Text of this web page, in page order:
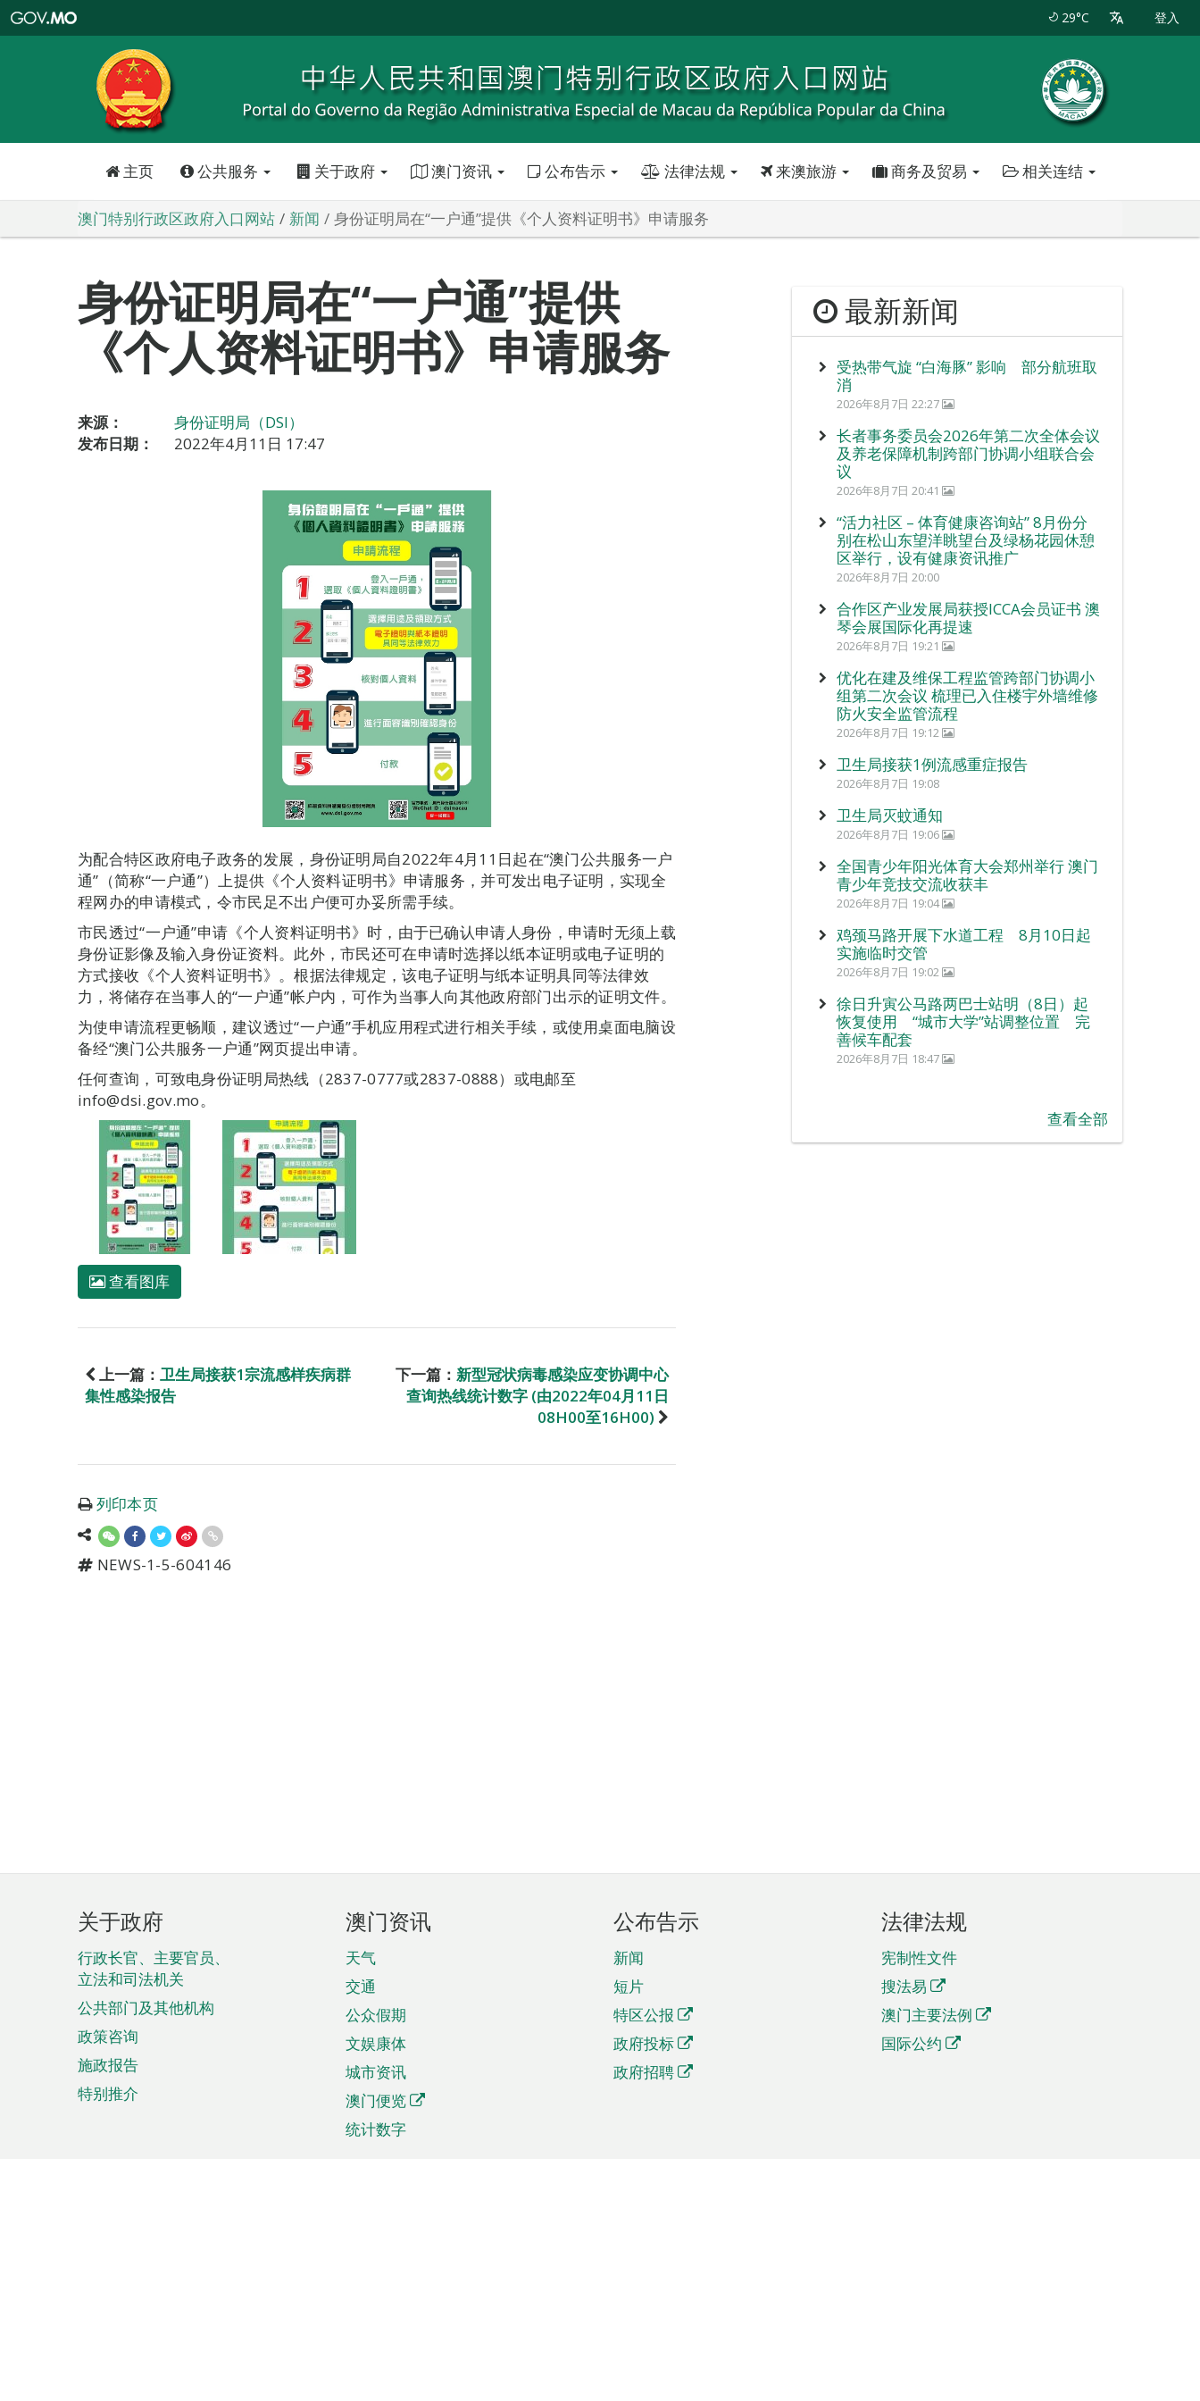
特
政
区
政
口
29°C 登入
主页 公共服务 关于政府 澳门资讯 公布告示 法律法规 来澳旅游 商务及贸易 相关连结
澳门特别行政区政府入口网站 新闻 身份证明局在“一户通”提供《个人资料证明书》申请服务
身份证明局在“一户通”提供
《个人资料证明书》申请服务
来源：
身份证明局（DSI）
发布日期：
2022年4月11日 17:47
为配合特区政府电子政务的发展，身份证明局自2022年4月11日起在“澳门公共服务一户
通”（简称“一户通”）上提供《个人资料证明书》申请服务，并可发出电子证明，实现全
程网办的申请模式，令市民足不出户便可办妥所需手续。
市民透过“一户通”申请《个人资料证明书》时，由于已确认申请人身份，申请时无须上载
身份证影像及输入身份证资料。此外，市民还可在申请时选择以纸本证明或电子证明的
方式接收《个人资料证明书》。根据法律规定，该电子证明与纸本证明具同等法律效
力，将储存在当事人的“一户通”帐户内，可作为当事人向其他政府部门出示的证明文件。
为使申请流程更畅顺，建议透过“一户通”手机应用程式进行相关手续，或使用桌面电脑设
备经“澳门公共服务一户通”网页提出申请。
任何查询，可致电身份证明局热线（2837-0777或2837-0888）或电邮至
info@dsi.gov.mo。
查看图库
上一篇： 卫生局接获1宗流感样疾病群
集性感染报告
下一篇： 新型冠状病毒感染应变协调中心
查询热线统计数字 (由2022年04月11日
08H00至16H00)
列印本页
NEWS-1-5-604146
最新新闻
受热带气旋 “白海豚” 影响 部分航班取
消
2026年8月7日 22:27
长者事务委员会2026年第二次全体会议
及养老保障机制跨部门协调小组联合会
议
2026年8月7日 20:41
“活力社区 – 体育健康咨询站” 8月份分
别在松山东望洋眺望台及绿杨花园休憩
区举行，设有健康资讯推广
2026年8月7日 20:00
合作区产业发展局获授ICCA会员证书 澳
琴会展国际化再提速
2026年8月7日 19:21
优化在建及维保工程监管跨部门协调小
组第二次会议 梳理已入住楼宇外墙维修
防火安全监管流程
2026年8月7日 19:12
卫生局接获1例流感重症报告
2026年8月7日 19:08
卫生局灭蚊通知
2026年8月7日 19:06
全国青少年阳光体育大会郑州举行 澳门
青少年竞技交流收获丰
2026年8月7日 19:04
鸡颈马路开展下水道工程 8月10日起
实施临时交管
2026年8月7日 19:02
徐日升寅公马路两巴士站明（8日）起
恢复使用 “城市大学”站调整位置 完
善候车配套
2026年8月7日 18:47
查看全部
页
脚
菜
单
关于政府
行政长官、主要官员、
立法和司法机关
公共部门及其他机构
政策咨询
施政报告
特别推介
澳门资讯
天气
交通
公众假期
文娱康体
城市资讯
澳门便览
统计数字
公布告示
新闻
短片
特区公报
政府投标
政府招聘
法律法规
宪制性文件
搜法易
澳门主要法例
国际公约